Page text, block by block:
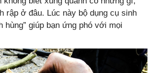
rập ở đâu. Lúc này bộ dụng cụ sinh
hùng” giúp bạn ứng phó với mọi